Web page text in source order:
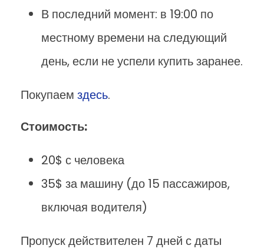
В последний момент: в 19:00 по
местному времени на следующий
день, если не успели купить заранее.
Покупаем здесь.
Стоимость:
20$ с человека
35$ за машину (до 15 пассажиров,
включая водителя)
Пропуск действителен 7 дней с даты